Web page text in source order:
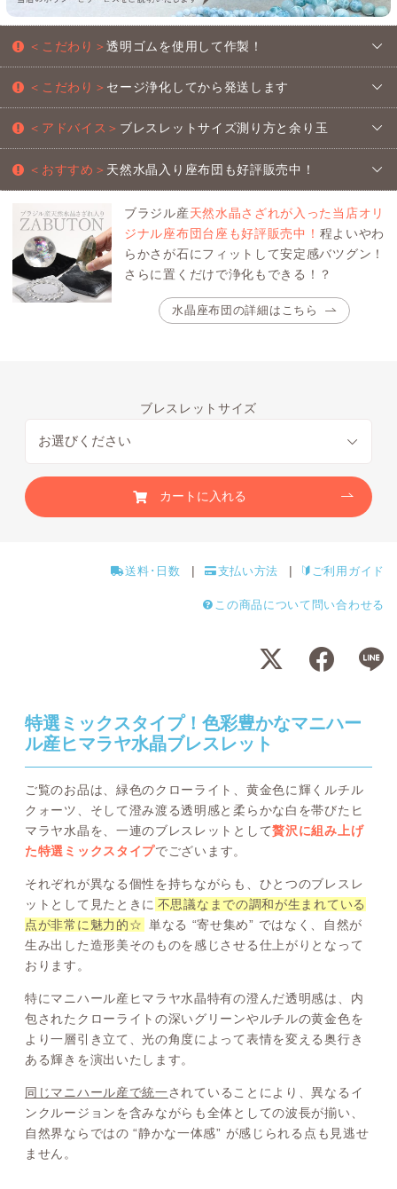
＜こだわり＞透明ゴムを使用して作製！
＜こだわり＞ セージ浄化してから発送します
＜アドバイス＞ ブレスレットサイズ測り方と余り玉
＜おすすめ＞ 天然水晶入り座布団も好評販売中！
ブラジル産天然水晶さざれが入った当店オリ
ジナル座布団台座も好評販売中！ 程よいやわ
らかさが石にフィットして安定感バツグン！
さらに置くだけで浄化もできる！？
水晶座布団の詳細はこちら
ブレスレットサイズ
カートに入れる
送料･日数 支払い方法 ご利用ガイド
この商品について問い合わせる
特選ミックスタイプ！色彩豊かなマニハー
ル産ヒマラヤ水晶ブレスレット
ご覧のお品は、緑色のクローライト、黄金色に輝くルチル
クォーツ、そして澄み渡る透明感と柔らかな白を帯びたヒ
マラヤ水晶を、一連のブレスレットとして贅沢に組み上げ
た特選ミックスタイプでございます。
それぞれが異なる個性を持ちながらも、ひとつのブレスレ
ットとして見たときに 不思議なまでの調和が生まれている
点が非常に魅力的☆ 単なる “寄せ集め” ではなく、自然が
生み出した造形美そのものを感じさせる仕上がりとなって
おります。
特にマニハール産ヒマラヤ水晶特有の澄んだ透明感は、内
包されたクローライトの深いグリーンやルチルの黄金色を
より一層引き立て、光の角度によって表情を変える奥行き
ある輝きを演出いたします。
同じマニハール産で統一されていることにより、異なるイ
ンクルージョンを含みながらも全体としての波長が揃い、
自然界ならではの “静かな一体感” が感じられる点も見逃せ
ません。